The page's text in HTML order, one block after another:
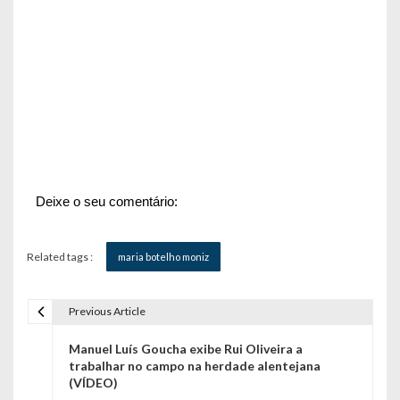
Deixe o seu comentário:
Related tags : maria botelho moniz
Previous Article
Manuel Luís Goucha exibe Rui Oliveira a
trabalhar no campo na herdade alentejana
(VÍDEO)